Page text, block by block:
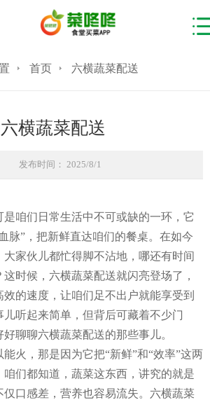
首页 六横蔬菜配送
六横蔬菜配送
发布时间： 2025/8/1
咱们日常生活中不可或缺的一环，它
脉”，把新鲜直达咱们的餐桌。在如今
家伙儿都忙得脚不沾地，哪还有时间
时候，六横蔬菜配送就闪亮登场了，
的速度，让咱们足不出户就能享受到
听起来简单，但背后可藏着不少门
聊聊六横蔬菜配送的那些事儿。
火，那是因为它把“新鲜”和“效率”这两
们都知道，蔬菜这东西，讲究的就是
仅口感差，营养也容易流失。六横蔬菜